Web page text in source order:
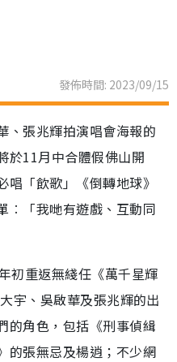
發佈時間: 2023/09/15
、張兆輝拍演唱會海報的
於11月中合體假佛山開
「飲歌」《倒轉地球》
︰「我哋有遊戲、互動同
初重返無綫任《萬千星輝
宇、吳啟華及張兆輝的出
的角色，包括《刑事偵緝
的張無忌及楊逍；不少網